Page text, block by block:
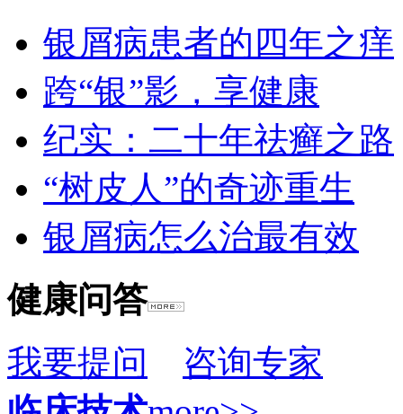
银屑病患者的四年之痒
跨“银”影，享健康
纪实：二十年祛癣之路
“树皮人”的奇迹重生
银屑病怎么治最有效
健康问答
我要提问
咨询专家